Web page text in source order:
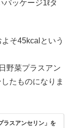
ッケージ1ℓタ
そ45kcalという
野菜プラスアン
たものになりま
ラスアンセリン」を